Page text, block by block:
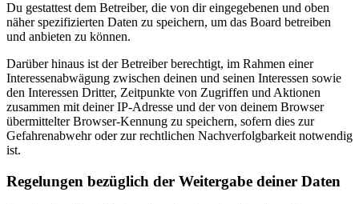
Du gestattest dem Betreiber, die von dir eingegebenen und oben
näher spezifizierten Daten zu speichern, um das Board betreiben
und anbieten zu können.
Darüber hinaus ist der Betreiber berechtigt, im Rahmen einer
Interessenabwägung zwischen deinen und seinen Interessen sowie
den Interessen Dritter, Zeitpunkte von Zugriffen und Aktionen
zusammen mit deiner IP-Adresse und der von deinem Browser
übermittelter Browser-Kennung zu speichern, sofern dies zur
Gefahrenabwehr oder zur rechtlichen Nachverfolgbarkeit notwendig
ist.
Regelungen bezüglich der Weitergabe deiner Daten